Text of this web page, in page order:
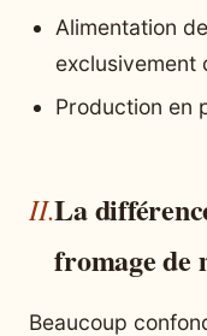
Alimentation
exclusivement
Production en
La
fromage de
Beaucoup